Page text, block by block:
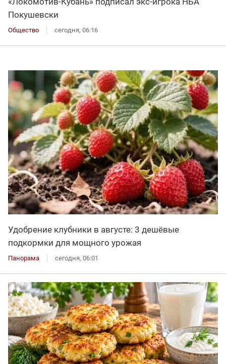
Покушевски
Общество сегодня, 06:16
Удобрение клубники в августе: 3 дешёвые
подкормки для мощного урожая
Панорама сегодня, 06:01